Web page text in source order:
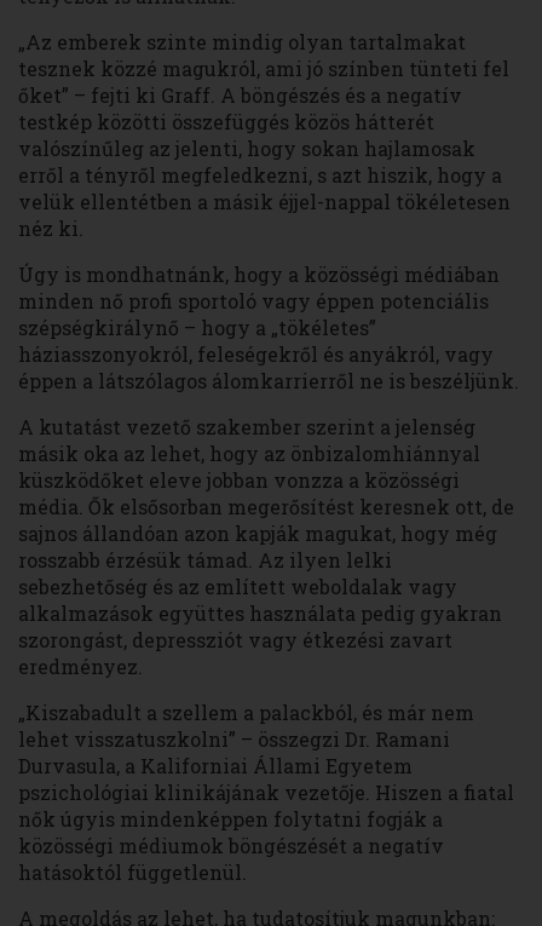
„Az emberek szinte mindig olyan tartalmakat
tesznek közzé magukról, ami jó színben tünteti fel
őket” – fejti ki Graff. A böngészés és a negatív
testkép közötti összefüggés közös hátterét
valószínűleg az jelenti, hogy sokan hajlamosak
erről a tényről megfeledkezni, s azt hiszik, hogy a
velük ellentétben a másik éjjel-nappal tökéletesen
néz ki.
Úgy is mondhatnánk, hogy a közösségi médiában
minden nő profi sportoló vagy éppen potenciális
szépségkirálynő – hogy a „tökéletes”
háziasszonyokról, feleségekről és anyákról, vagy
éppen a látszólagos álomkarrierről ne is beszéljünk.
A kutatást vezető szakember szerint a jelenség
másik oka az lehet, hogy az önbizalomhiánnyal
küszködőket eleve jobban vonzza a közösségi
média. Ők elsősorban megerősítést keresnek ott, de
sajnos állandóan azon kapják magukat, hogy még
rosszabb érzésük támad. Az ilyen lelki
sebezhetőség és az említett weboldalak vagy
alkalmazások együttes használata pedig gyakran
szorongást, depressziót vagy étkezési zavart
eredményez.
„Kiszabadult a szellem a palackból, és már nem
lehet visszatuszkolni” – összegzi Dr. Ramani
Durvasula, a Kaliforniai Állami Egyetem
pszichológiai klinikájának vezetője. Hiszen a fiatal
nők úgyis mindenképpen folytatni fogják a
közösségi médiumok böngészését a negatív
hatásoktól függetlenül.
A megoldás az lehet, ha tudatosítjuk magunkban: